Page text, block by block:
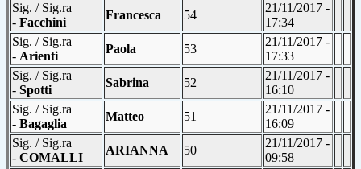
Sig. / Sig.ra
- Facchini
Francesca 54
21/11/2017 -
17:34
Sig. / Sig.ra
- Arienti
Paola 53
21/11/2017 -
17:33
Sig. / Sig.ra
- Spotti
Sabrina 52
21/11/2017 -
16:10
Sig. / Sig.ra
- Bagaglia
Matteo 51
21/11/2017 -
16:09
Sig. / Sig.ra
- COMALLI
ARIANNA 50
21/11/2017 -
09:58